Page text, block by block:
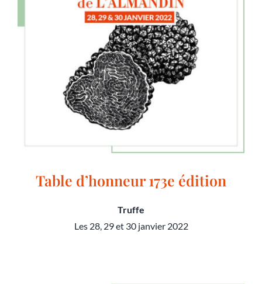
Table d’honneur 173e édition
Truffe
Les 28, 29 et 30 janvier 2022